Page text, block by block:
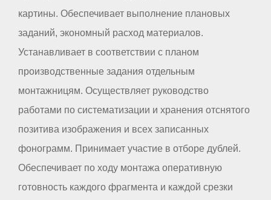
картины. Обеспечивает выполнение плановых
заданий, экономный расход материалов.
Устанавливает в соответствии с планом
производственные задания отдельным
монтажницям. Осуществляет руководство
работами по систематизации и хранения отснятого
позитива изображения и всех записанных
фонограмм. Принимает участие в отборе дублей.
Обеспечивает по ходу монтажа оперативную
готовность каждого фрагмента и каждой срезки